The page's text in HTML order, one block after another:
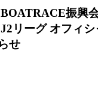
BOATRACE振興
リーグ オフィ
せ